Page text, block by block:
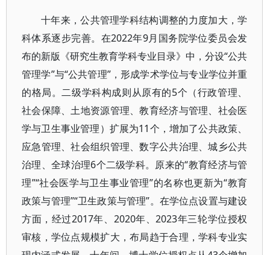
十年来，公共管理学科结构调整的力度加大，学
科体系逐步完善。在2022年9月国务院学位委员会发
布的新版《研究生教育学科专业目录》中，分设“公共
管理学”与“公共管理”，形成学术学位与专业学位并重
的格局。二级学科构成则从原有的5个（行政管理、
社会保障、土地资源管理、教育经济与管理、社会医
学与卫生事业管理）扩展为11个，增加了公共政策、
应急管理、社会组织管理、数字公共治理、城乡公共
治理、全球治理6个二级学科。原来的“教育经济与管
理”“社会医学与卫生事业管理”的名称也更新为“教育
政策与管理”“卫生政策与管理”。在学位点设置与建设
方面，经过2017年、2020年、2023年三轮学位授权
审核，学位点规模扩大，布局趋于合理，学科专业实